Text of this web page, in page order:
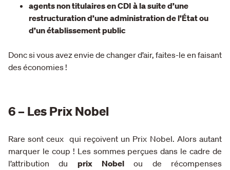
agents non titulaires en CDI à la suite d’une
restructuration d’une administration de l’État ou
d’un établissement public
Donc si vous avez envie de changer d’air, faites-le en faisant
des économies !
6 – Les Prix Nobel
Rare sont ceux qui reçoivent un Prix Nobel. Alors autant
marquer le coup ! Les sommes perçues dans le cadre de
l’attribution du prix Nobel ou de récompenses